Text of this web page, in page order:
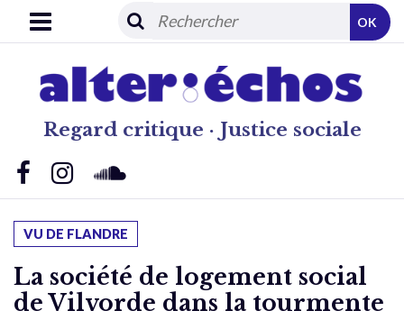
Regard critique · Justice sociale
OK
VU DE FLANDRE
La société de logement social
de Vilvorde dans la tourmente